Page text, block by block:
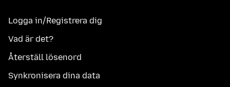
Logga in/Registrera dig
Vad är det?
Återställ lösenord
Synkronisera dina data